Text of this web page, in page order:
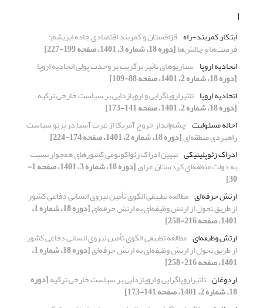
ا
ابتکار کمربند-راه قزاقستان و کمربند اقتصادی جاده ابریشم؛
فرصت‌ها و چالش‌ها[دوره 18، شماره 3، 1401، صفحه 199-227]
اتحادیه اروپا سناریوهای تاثیر برگزیت بر وحدت پولی اتحادیه اروپا
[دوره 18، شماره 2، 1401، صفحه 88-109]
اتحادیه اروپا تاثیراروپاگرایی و اروپازدایی بر سیاست خارجی ترکیه
[دوره 18، شماره 2، 1401، صفحه 141-173]
احاله مسئولیت چشم‌انداز خروج آمریکا از غرب آسیا در پرتو سیاست
راهبردی منطقه‌ای[دوره 18، شماره 2، 1401، صفحه 174-224]
ادراک ژئوپلیتیکی تبیین ادراک ژئواکونومی کشورهای همجوار نسبت
به دولت منطقه‌ای کردستان عراق [دوره 18، شماره 3، 1401، صفحه 1-
30]
ارتش حرفه‌ای مطالعه تطبیقی الگوی تأمین نیروی انسانی دفاعی کشور
از طریق تحول از ارتش وظیفه‌ای به ارتش حرفه‌ای [دوره 18، شماره 1،
1401، صفحه 216-258]
ارتش وظیفه‌ای مطالعه تطبیقی الگوی تأمین نیروی انسانی دفاعی کشور
از طریق تحول از ارتش وظیفه‌ای به ارتش حرفه‌ای [دوره 18، شماره 1،
1401، صفحه 216-258]
اردوغان تاثیراروپاگرایی و اروپازدایی بر سیاست خارجی ترکیه[دوره
18، شماره 2، 1401، صفحه 141-173]